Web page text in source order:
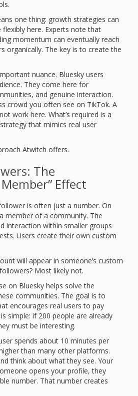
one thing: growth strategies can
here. Experts note that
momentum can eventually reach
organically. The key is to create the
nuance. Bluesky users
They come here for
and genuine interaction.
crowd you often see on TikTok. A
work here. What’s required is a
that mimics real user
Atwitch offers.
The
Effect
is often just a number. On
member of a community. The
interaction within smaller groups
Users create their own custom
will appear in someone’s custom
Most likely not.
on Bluesky helps solve the
communities. The goal is to
encourages real users to pay
simple: if 200 people are already
must be interesting.
spends about 10 minutes per
than many other platforms.
think about what they see. Your
opens your profile, they
number. That number creates